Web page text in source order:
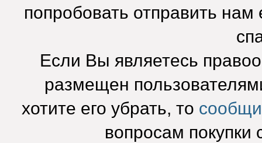
попробовать отправить нам
Если Вы являетесь
размещен
хотите его убрать, то
вопросам покупки